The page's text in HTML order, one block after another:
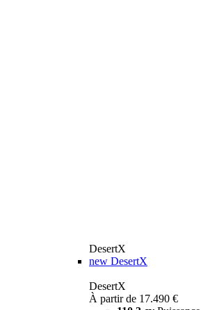
DesertX
new DesertX
DesertX
À partir de 17.490 €